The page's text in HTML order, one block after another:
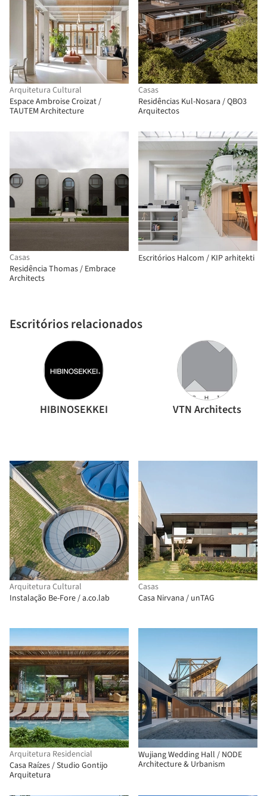
Arquitetura Cultural
Espace Ambroise Croizat /
TAUTEM Architecture
Casas
Residências Kul-Nosara / QBO3
Arquitectos
Casas
Residência Thomas / Embrace
Architects
Escritórios relacionados
HIBINOSEKKEI VTN Architects
Escritórios Halcom / KIP arhitekti
Arquitetura Cultural
Instalação Be-Fore / a.co.lab
Casas
Casa Nirvana / unTAG
Arquitetura Residencial
Casa Raízes / Studio Gontijo
Arquitetura
Wujiang Wedding Hall / NODE
Architecture & Urbanism